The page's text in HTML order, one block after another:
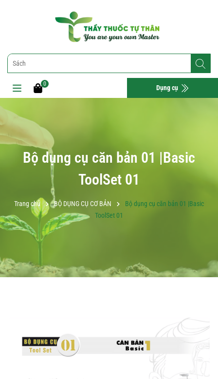
0 Dụng cụ
Bộ dụng cụ căn bản 01 |Basic
ToolSet 01
Trang chủ BỘ DỤNG CỤ CƠ BẢN
Bộ dụng cụ căn bản 01 |Basic
ToolSet 01